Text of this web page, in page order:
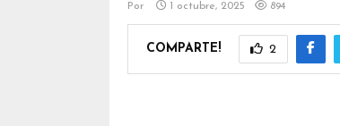
Por 1 octubre, 2025 894
COMPARTE! 2